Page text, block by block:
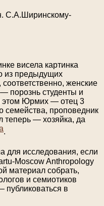
С.А.Ширинскому-
висела картинка
из предыдущих
женские
порознь студенты и
этом Юрмих — отец 3
семейства, проповедник
теперь — хозяйка, да
.
для исследования, если
Moscow Anthropology
материал собрать,
и семиотиков
публиковаться в